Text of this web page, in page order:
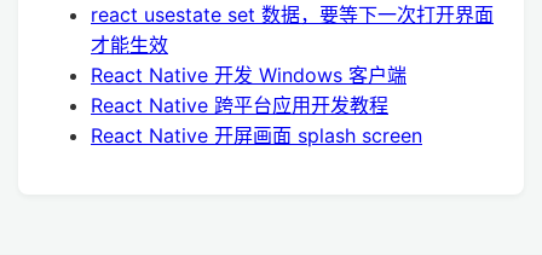
react usestate set 数据，要等下一次打开界面
才能生效
React Native 开发 Windows 客户端
React Native 跨平台应用开发教程
React Native 开屏画面 splash screen